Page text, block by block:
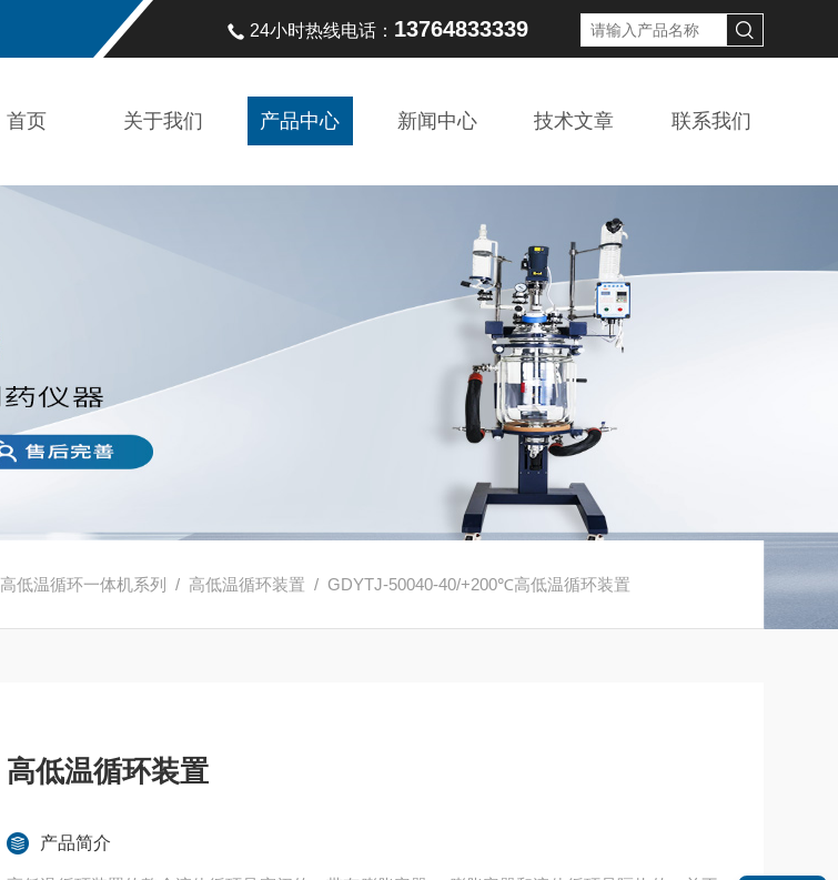
24小时热线电话： 13764833339
首页 关于我们 产品中心 新闻中心 技术文章 联系我们
高低温循环一体机系列 / 高低温循环装置 / GDYTJ-50040-40/+200℃高低温循环装置
高低温循环装置
产品简介